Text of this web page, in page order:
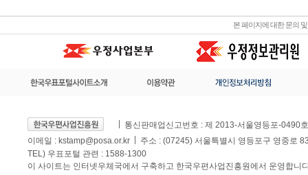
본 페이지에 대한 문의
통신판매업신고번호 : 제 2013-서울영등포-0490호
이메일 : kstamp@posa.or.kr
주소 : (07245) 서울특별시 영등포구 영중로
TEL) 우표포털 관련 : 1588-1300
이 사이트는 인터넷우체국에서 구축하고 한국우편사업진흥원에서 운영합니